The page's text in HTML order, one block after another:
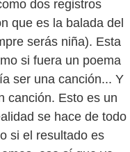
dos registros
que es la balada del
serás niña). Esta
si fuera un poema
ser una canción... Y
canción. Esto es un
se hace de todo
si el resultado es